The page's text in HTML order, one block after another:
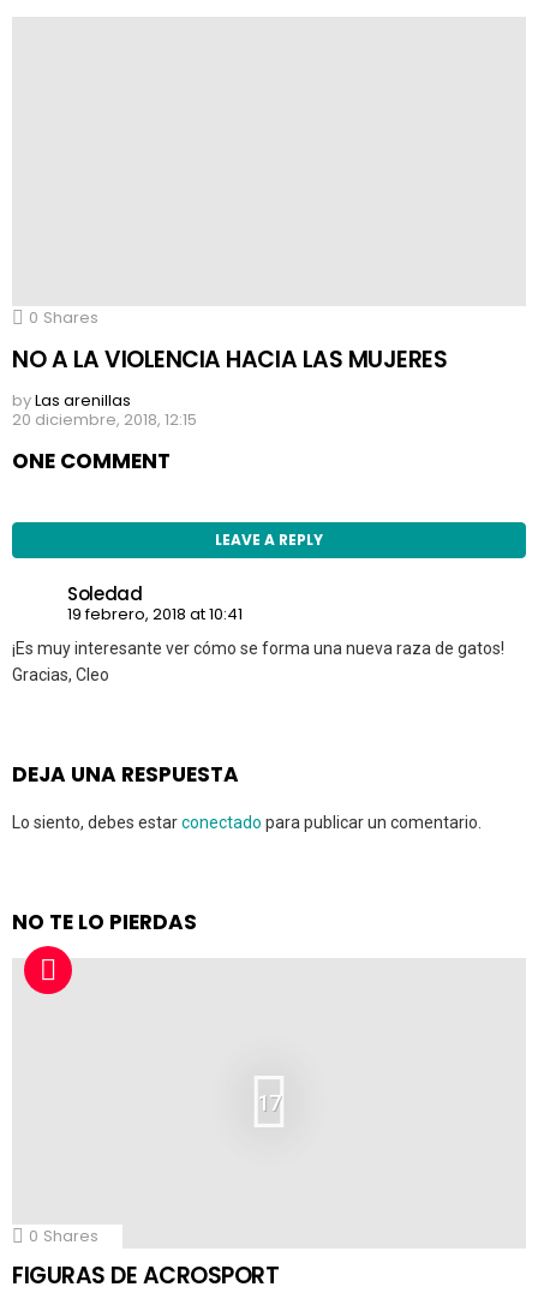
0 Shares
NO A LA VIOLENCIA HACIA LAS MUJERES
byLas arenillas
20 diciembre, 2018, 12:15
ONE COMMENT
LEAVE A REPLY
Soledad
19 febrero, 2018 at 10:41
¡Es muy interesante ver cómo se forma una nueva raza de gatos!
Gracias, Cleo
DEJA UNA RESPUESTA
Lo siento, debes estarconectado para publicar un comentario.
NO TE LO PIERDAS
17
0 Shares
FIGURAS DE ACROSPORT